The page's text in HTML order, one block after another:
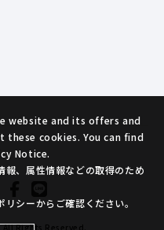
Rights Reserved.
website and its offers and
cookies. You can find
Notice.
報、属性情報などの取得のため
シーからご確認ください。